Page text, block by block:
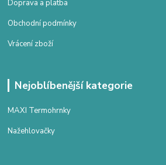
Doprava a platba
Obchodní podmínky
Vrácení zboží
Nejoblíbenější kategorie
MAXI Termohrnky
Nažehlovačky